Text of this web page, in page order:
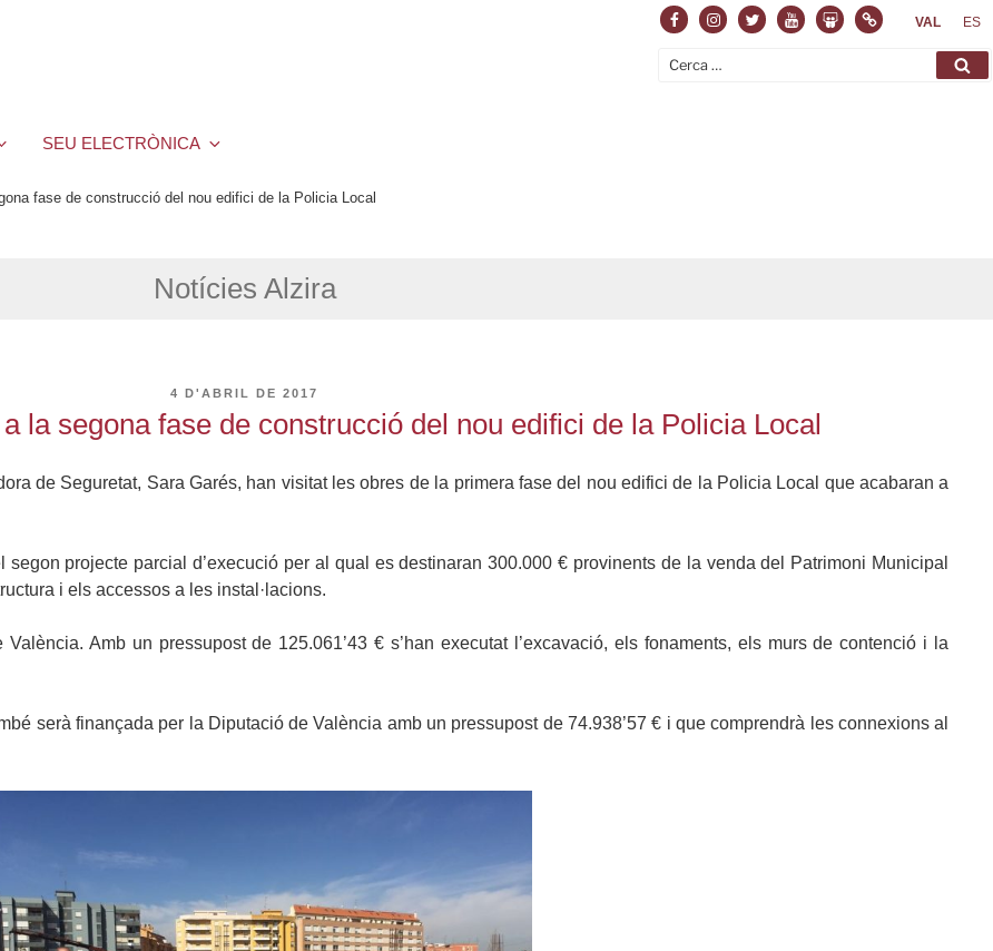
FacebookInstagram
TwitterYoutubeSlideshare
NormasVAL ES
Cerca:
SEU ELECTRÒNICA
fase de construcció del nou edifici de la Policia Local
Notícies Alzira
PUBLICAT
4 D'ABRIL DE 2017
la segona fase de construcció del nou edifici de la Policia Local
de Seguretat, Sara Garés, han visitat les obres de la primera fase del nou edifici de la Policia Local que acabaran a
projecte parcial d’execució per al qual es destinaran 300.000 € provinents de la venda del Patrimoni Municipal
i els accessos a les instal·lacions.
Amb un pressupost de 125.061’43 € s’han executat l’excavació, els fonaments, els murs de contenció i la
serà finançada per la Diputació de València amb un pressupost de 74.938’57 € i que comprendrà les connexions al